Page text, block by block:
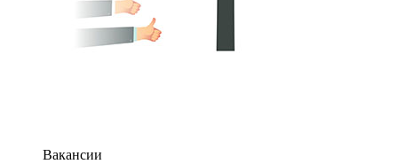
Вакансии